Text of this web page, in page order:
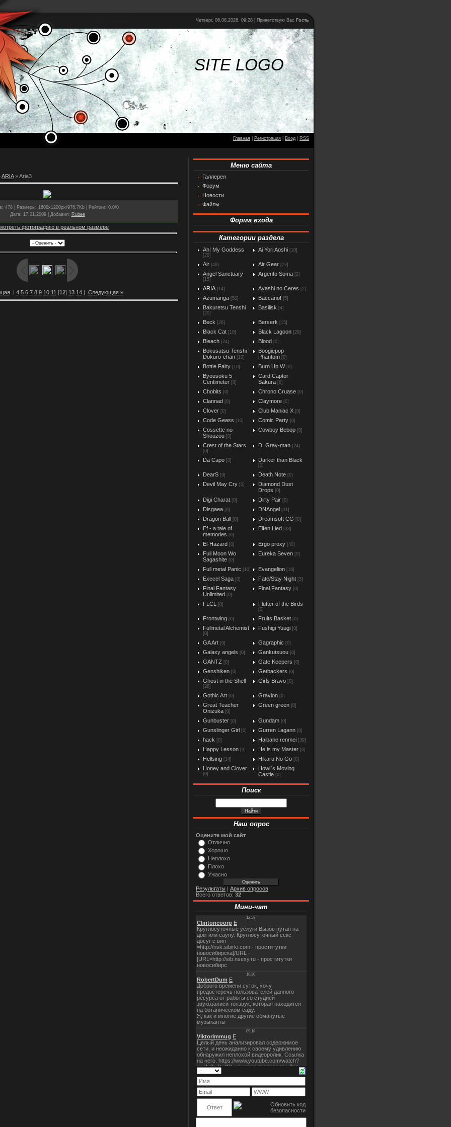
Четверг, 06.08.2026, 09:28 | Приветствую Вас Гость
SITE LOGO
Главная Регистрация Вход RSS
ARIA» Aria3
: 478 | Размеры: 1600x1200px/976.7Kb | Рейтинг: 0.0/0
Дата: 17.01.2009 | Добавил: Rubee
фотографию в реальном размере
| 4 5 6 7 8 9 10 11 [12] 13 14| Следующая »
Меню сайта
Галлерея
Форум
Новости
Файлы
Форма входа
Категории раздела
Ah! My Goddess
[20]
Ai Yori Aoshi [10]
Air [49] Air Gear [22]
Angel Sanctuary
[15]
Argento Soma [2]
ARIA [14] Ayashi no Ceres [2]
Azumanga [50] Baccano! [5]
Bakuretsu Tenshi
[20]
Basilisk [4]
Beck [26] Berserk [15]
Black Cat [10] Black Lagoon [29]
Bleach [24] Blood [0]
Bokusatsu Tenshi
Dokuro-chan [10]
Boogiepop
Phantom [0]
Bottle Fairy [10] Burn Up W [0]
Byousoku 5
Centimeter [0]
Card Captor
Sakura [0]
Chobits [0] Chrono Cruase [0]
Clannad [0] Claymore [0]
Clover [0] Club Maniac X [0]
Code Geass [10] Comic Party [0]
Cossette no
Shouzou [0]
Cowboy Bebop [0]
Crest of the Stars
[0]
D. Gray-man [24]
Da Capo [0] Darker than Black
[0]
DearS [9] Death Note [0]
Devil May Cry [0]
Diamond Dust
Drops [0]
Digi Charat [0] Dirty Pair [0]
Disgaea [0] DNAngel [31]
Dragon Ball [0] Dreamsoft CG [0]
Ef - a tale of
memories [0]
Elfen Lied [33]
El-Hazard [0] Ergo proxy [40]
Full Moon Wo
Sagashite [0]
Eureka Seven [0]
Full metal Panic [10] Evangelion [16]
Execel Saga [0] Fate/Stay Night [3]
Final Fantasy
Unlimited [0]
Final Fantasy [0]
FLCL [0] Flutter of the Birds
[0]
Frontwing [0] Fruits Basket [0]
Fullmetal Alchemist
[0]
Fushigi Yuugi [0]
GA Art [0] Gagraphic [0]
Galaxy angels [0] Gankutsuou [0]
GANTZ [0] Gate Keepers [0]
Genshiken [0] Getbackers [0]
Ghost in the Shell
[28]
Girls Bravo [0]
Gothic Art [0] Gravion [0]
Great Teacher
Onizuka [0]
Green green [0]
Gunbuster [0] Gundam [0]
Gunslinger Girl [0] Gurren Lagann [0]
hack [0] Haibane renmei [39]
Happy Lesson [0] He is my Master [0]
Hellsing [14] Hikaru No Go [0]
Honey and Clover
[0]
Howl`s Moving
Castle [0]
Поиск
Наш опрос
Оцените мой сайт
Отлично
Хорошо
Неплохо
Плохо
Ужасно
Результаты | Архив опросов
Всего ответов: 32
Мини-чат